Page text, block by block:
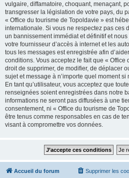
vulgaire, diffamatoire, choquant, menaçant,
transgresser la législation de votre pays, du
« Office du tourisme de Topoldavie » est
internationale. Si vous ne respectez pas ces
un bannissement immédiat et définitif et
votre fournisseur d’accès à internet et les
tous les messages est enregistrée afin
conditions. Vous acceptez le fait que « Office
droit de supprimer, de modifier, de déplacer
sujet et message à n’importe quel moment
En tant qu’utilisateur, vous acceptez que
renseignées soient enregistrées dans notre
informations ne seront pas diffusées à une
consentement, ni « Office du tourisme de
être tenus comme responsables en cas de
visant à compromettre vos données.
Accueil du forum Supprimer les